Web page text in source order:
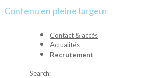
Contenu en pleine largeur
Contact & accès
Actualités
Recrutement
Search: